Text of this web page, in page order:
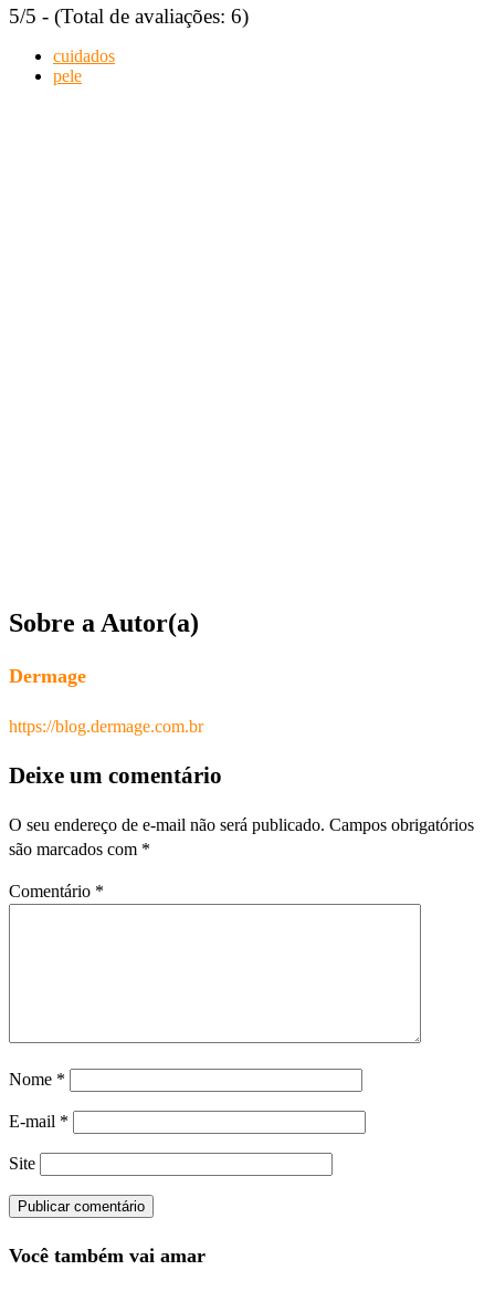
5/5 - (Total de avaliações: 6)
cuidados
pele
Sobre a Autor(a)
Dermage
https://blog.dermage.com.br
Deixe um comentário
O seu endereço de e-mail não será publicado. Campos obrigatórios
são marcados com *
Comentário *
Nome *
E-mail *
Site
Você também vai amar